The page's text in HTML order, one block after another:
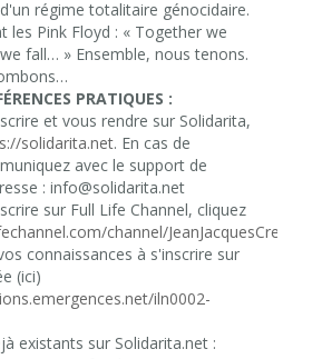
régime totalitaire génocidaire.
les Pink Floyd : « Together we
fall… » Ensemble, nous tenons.
PRATIQUES :
et vous rendre sur Solidarita,
solidarita.net. En cas de
avec le support de
: info@solidarita.net
sur Full Life Channel, cliquez
channel/
connaissances à s'inscrire sur
(ici)
iln0002-
existants sur Solidarita.net :